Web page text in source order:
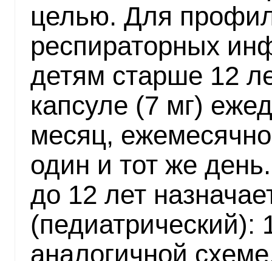
целью. Для
респираторных
детям старше 12
капсуле (7 мг)
месяц,
один и тот же
до 12 лет
(педиатрический):
аналогичной